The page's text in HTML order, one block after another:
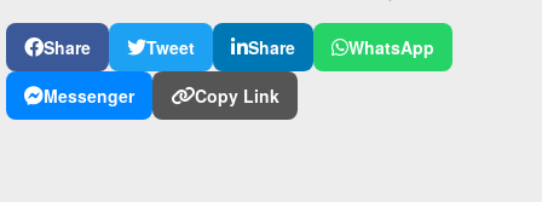
Share Tweet Share
WhatsApp
Messenger
Copy Link